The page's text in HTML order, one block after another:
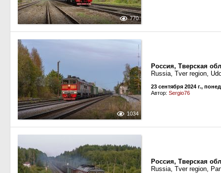
770
1034
Россия, Тверская
Russia, Tver region,
23 сентября 2024 г.,
Автор: Sergio76
Россия, Тверская
Russia, Tver region,